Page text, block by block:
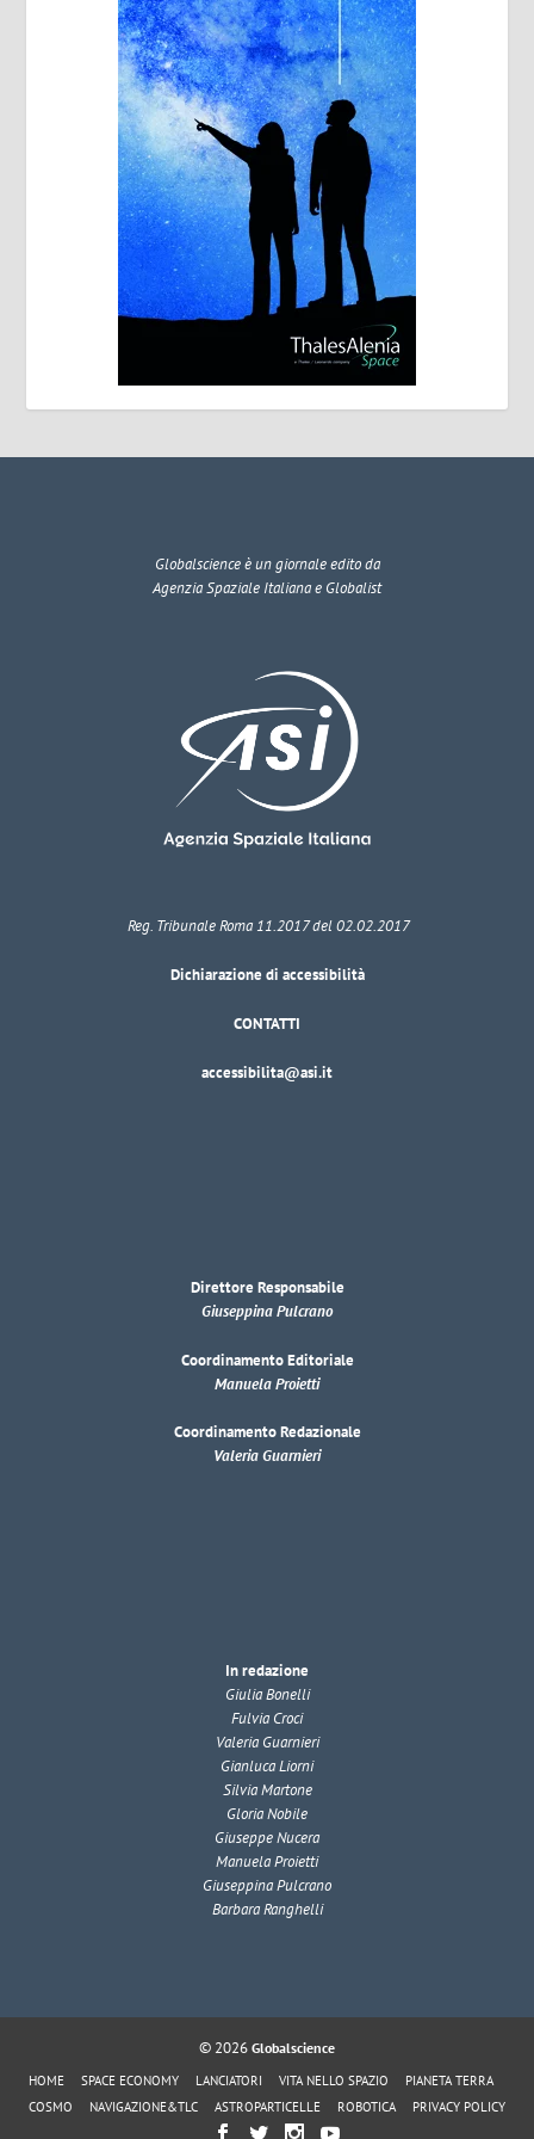
Globalscienceè un giornale edito da
Agenzia Spaziale Italiana e Globalist
Reg. Tribunale Roma 11.2017 del 02.02.2017
Dichiarazione di accessibilità
CONTATTI
accessibilita@asi.it
Direttore Responsabile
Giuseppina Pulcrano
Coordinamento Editoriale
Manuela Proietti
Coordinamento Redazionale
Valeria Guarnieri
In redazione
Giulia Bonelli
Fulvia Croci
Valeria Guarnieri
Gianluca Liorni
Silvia Martone
Gloria Nobile
Giuseppe Nucera
Manuela Proietti
Giuseppina Pulcrano
Barbara Ranghelli
© 2026 Globalscience
HOME SPACE ECONOMY LANCIATORI VITA NELLO SPAZIO
PIANETA TERRA
COSMO
NAVIGAZIONE&TLC ASTROPARTICELLE ROBOTICA PRIVACY POLICY